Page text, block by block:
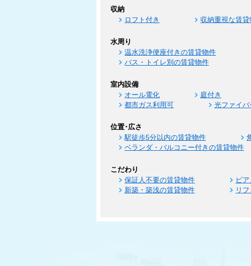
収納
ロフト付き 収納重視な賃
水周り
温水洗浄便座付きの賃貸物件
バス・トイレ別の賃貸物件
室内設備
オール電化 庭付き
都市ガス利用可
光ファイ
位置･広さ
駅徒歩5分以内の賃貸物件
ベランダ・バルコニー付きの賃貸物件
こだわり
保証人不要の賃貸物件 ピ
新築・築浅の賃貸物件
リ